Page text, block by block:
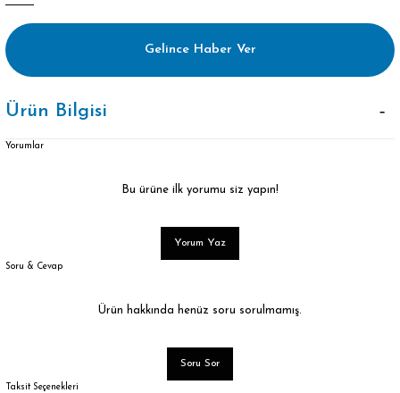
Gelince Haber Ver
Ürün Bilgisi
Yorumlar
Bu ürüne ilk yorumu siz yapın!
Yorum Yaz
Soru & Cevap
Ürün hakkında henüz soru sorulmamış.
Soru Sor
Taksit Seçenekleri